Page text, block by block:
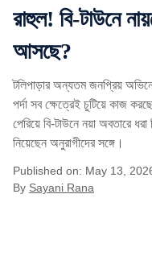
রাহুল! বি-টাউনে
আসছে?
টলিপাড়ার অন্যতম জনপ্রিয়
পর্দা সব ক্ষেত্রেই চুটিয়ে কাজ
পেরিয়ে বি-টাউনে নয়া অবতারে
নিয়েছেন অনুরাগীদের সঙ্গে।
Published on: May 13,
By Sayani Rana